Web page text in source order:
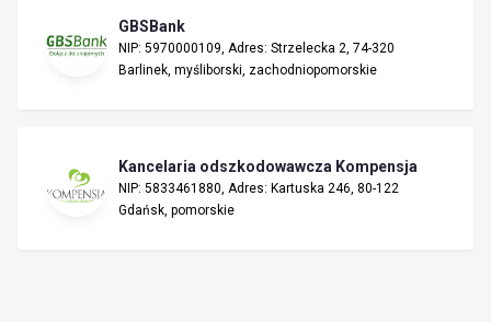
GBSBank
NIP: 5970000109, Adres: Strzelecka 2, 74-320
Barlinek, myśliborski, zachodniopomorskie
Kancelaria odszkodowawcza Kompensja
NIP: 5833461880, Adres: Kartuska 246, 80-122
Gdańsk, pomorskie